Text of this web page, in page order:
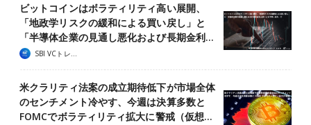
ビットコインはボラティリティ高い展開、
「地政学リスクの緩和による買い戻し」と
「半導体企業の見通し悪化および長期金利…
SBI VCトレード
米クラリティ法案の成立期待低下が市場全体
のセンチメント冷やす、今週は決算多数と
FOMCでボラティリティ拡大に警戒（仮想…